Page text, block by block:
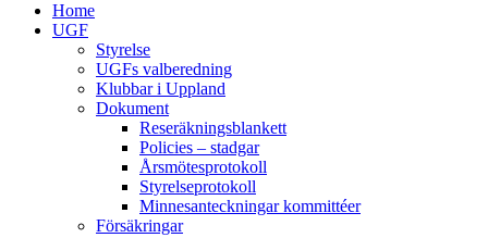
Home
UGF
Styrelse
UGFs valberedning
Klubbar i Uppland
Dokument
Reseräkningsblankett
Policies – stadgar
Årsmötesprotokoll
Styrelseprotokoll
Minnesanteckningar kommittéer
Försäkringar